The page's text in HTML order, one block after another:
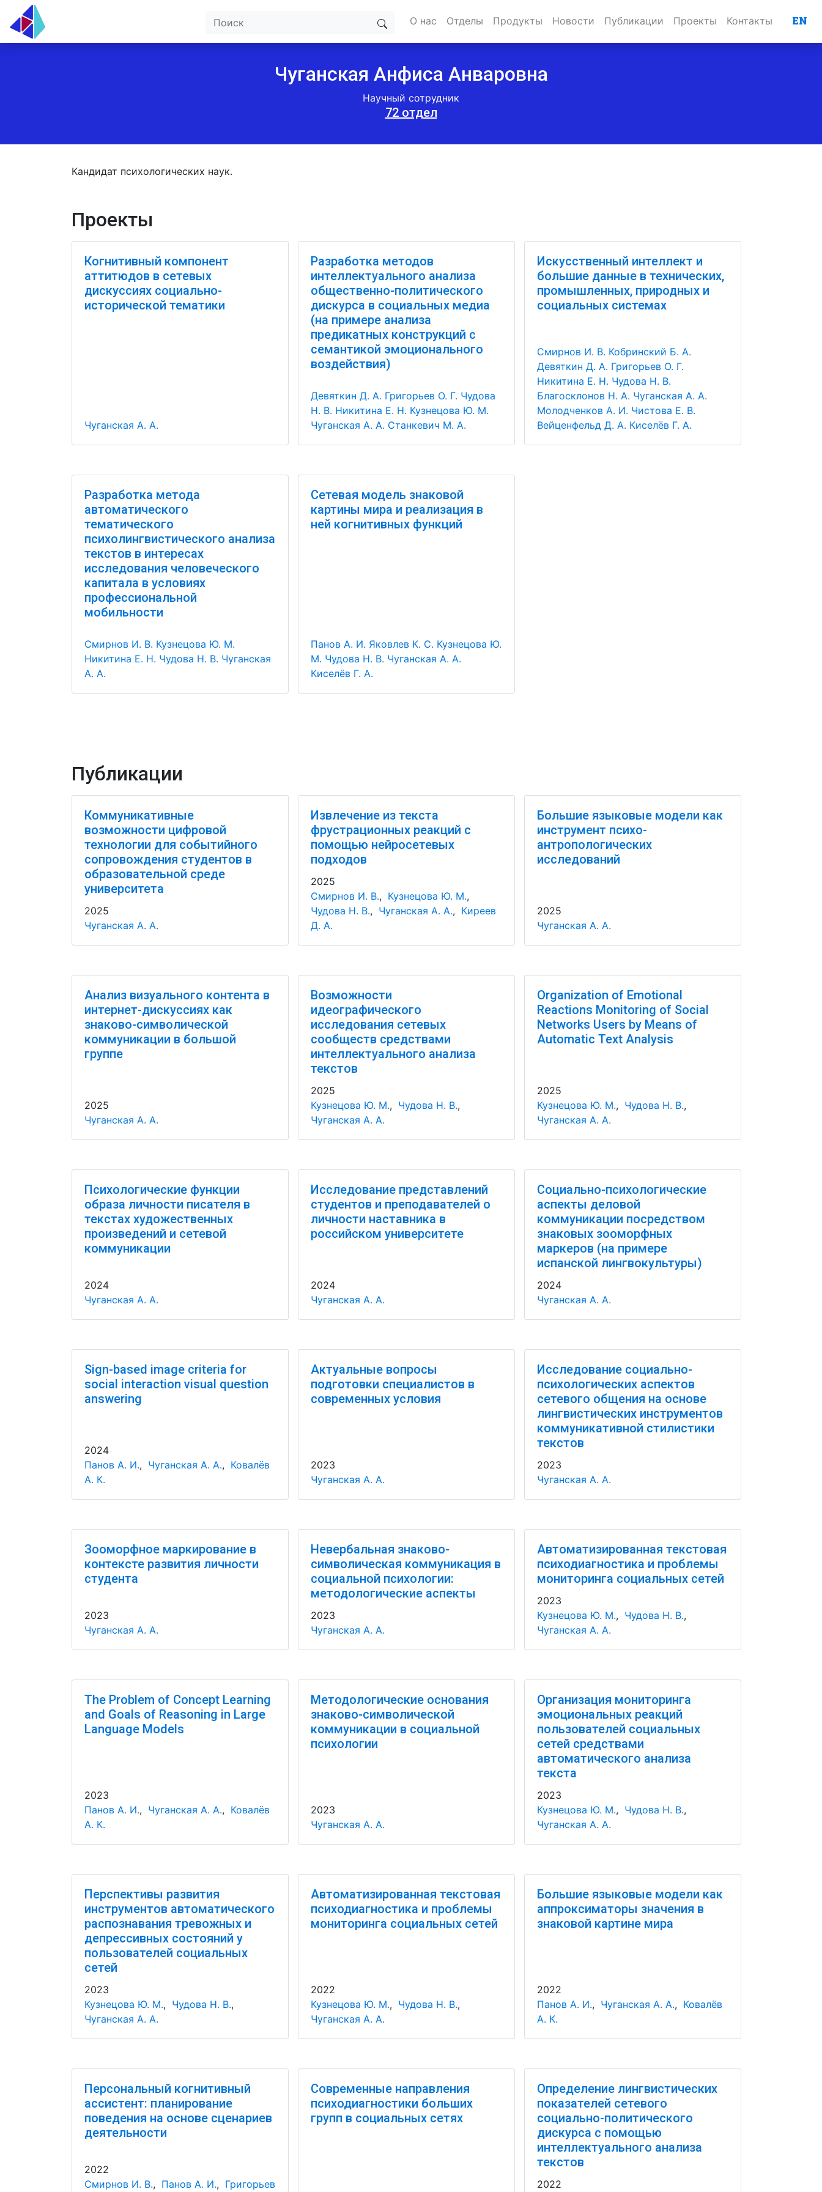
О нас Отделы Продукты Новости Публикации Проекты Контакты EN
Чуганская Анфиса Анваровна
Научный сотрудник
72 отдел
Кандидат психологических наук.
Проекты
Когнитивный компонент
аттитюдов в сетевых
дискуссиях социально-
исторической тематики
Чуганская А. А.
Разработка методов
интеллектуального анализа
общественно-политического
дискурса в социальных медиа
(на примере анализа
предикатных конструкций с
семантикой эмоционального
воздействия)
Девяткин Д. А. Григорьев О. Г. Чудова
Н. В. Никитина Е. Н. Кузнецова Ю. М.
Чуганская А. А. Станкевич М. А.
Искусственный интеллект и
большие данные в технических,
промышленных, природных и
социальных системах
Смирнов И. В. Кобринский Б. А.
Девяткин Д. А. Григорьев О. Г.
Никитина Е. Н. Чудова Н. В.
Благосклонов Н. А. Чуганская А. А.
Молодченков А. И. Чистова Е. В.
Вейценфельд Д. А. Киселёв Г. А.
Разработка метода
автоматического
тематического
психолингвистического анализа
текстов в интересах
исследования человеческого
капитала в условиях
профессиональной
мобильности
Смирнов И. В. Кузнецова Ю. М.
Никитина Е. Н. Чудова Н. В. Чуганская
А. А.
Сетевая модель знаковой
картины мира и реализация в
ней когнитивных функций
Панов А. И. Яковлев К. С. Кузнецова Ю.
М. Чудова Н. В. Чуганская А. А.
Киселёв Г. А.
Публикации
Коммуникативные
возможности цифровой
технологии для событийного
сопровождения студентов в
образовательной среде
университета
2025
Чуганская А. А.
Извлечение из текста
фрустрационных реакций с
помощью нейросетевых
подходов
2025
Смирнов И. В., Кузнецова Ю. М.,
Чудова Н. В., Чуганская А. А., Киреев
Д. А.
Большие языковые модели как
инструмент психо-
антропологических
исследований
2025
Чуганская А. А.
Анализ визуального контента в
интернет-дискуссиях как
знаково-символической
коммуникации в большой
группе
2025
Чуганская А. А.
Возможности
идеографического
исследования сетевых
сообществ средствами
интеллектуального анализа
текстов
2025
Кузнецова Ю. М., Чудова Н. В.,
Чуганская А. А.
Organization of Emotional
Reactions Monitoring of Social
Networks Users by Means of
Automatic Text Analysis
2025
Кузнецова Ю. М., Чудова Н. В.,
Чуганская А. А.
Психологические функции
образа личности писателя в
текстах художественных
произведений и сетевой
коммуникации
2024
Чуганская А. А.
Исследование представлений
студентов и преподавателей о
личности наставника в
российском университете
2024
Чуганская А. А.
Социально-психологические
аспекты деловой
коммуникации посредством
знаковых зооморфных
маркеров (на примере
испанской лингвокультуры)
2024
Чуганская А. А.
Sign-based image criteria for
social interaction visual question
answering
2024
Панов А. И., Чуганская А. А., Ковалёв
А. К.
Актуальные вопросы
подготовки специалистов в
современных условия
2023
Чуганская А. А.
Исследование социально-
психологических аспектов
сетевого общения на основе
лингвистических инструментов
коммуникативной стилистики
текстов
2023
Чуганская А. А.
Зооморфное маркирование в
контексте развития личности
студента
2023
Чуганская А. А.
Невербальная знаково-
символическая коммуникация в
социальной психологии:
методологические аспекты
2023
Чуганская А. А.
Автоматизированная текстовая
психодиагностика и проблемы
мониторинга социальных сетей
2023
Кузнецова Ю. М., Чудова Н. В.,
Чуганская А. А.
The Problem of Concept Learning
and Goals of Reasoning in Large
Language Models
2023
Панов А. И., Чуганская А. А., Ковалёв
А. К.
Методологические основания
знаково-символической
коммуникации в социальной
психологии
2023
Чуганская А. А.
Организация мониторинга
эмоциональных реакций
пользователей социальных
сетей средствами
автоматического анализа
текста
2023
Кузнецова Ю. М., Чудова Н. В.,
Чуганская А. А.
Перспективы развития
инструментов автоматического
распознавания тревожных и
депрессивных состояний у
пользователей социальных
сетей
2023
Кузнецова Ю. М., Чудова Н. В.,
Чуганская А. А.
Автоматизированная текстовая
психодиагностика и проблемы
мониторинга социальных сетей
2022
Кузнецова Ю. М., Чудова Н. В.,
Чуганская А. А.
Большие языковые модели как
аппроксиматоры значения в
знаковой картине мира
2022
Панов А. И., Чуганская А. А., Ковалёв
А. К.
Персональный когнитивный
ассистент: планирование
поведения на основе сценариев
деятельности
2022
Смирнов И. В., Панов А. И., Григорьев
Современные направления
психодиагностики больших
групп в социальных сетях
Определение лингвистических
показателей сетевого
социально-политического
дискурса с помощью
интеллектуального анализа
текстов
2022